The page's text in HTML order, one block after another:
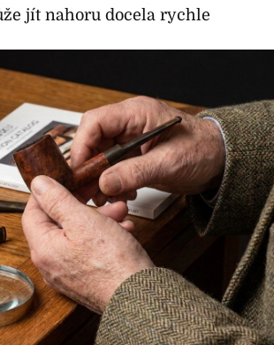
jít nahoru docela rychle